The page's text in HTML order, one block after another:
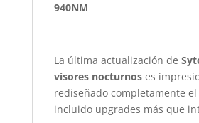
940NM
La última actualización de
visores nocturnoses
rediseñado completamente
incluido upgrades más que